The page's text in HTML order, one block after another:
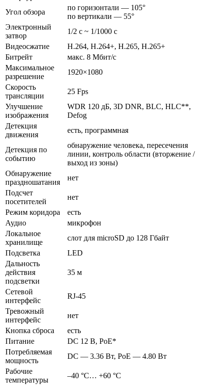
Угол обзора
по горизонтали — 105°
по вертикали — 55°
Электронный
затвор
1/2 с ~ 1/1000 с
Видеосжатие
H.264, H.264+, H.265, H.265+
Битрейт
макс. 8 Мбит/с
Максимальное
разрешение
1920×1080
Скорость
трансляции
25 Fps
Улучшение
изображения
WDR 120 дБ, 3D DNR, BLC, HLC**,
Defog
Детекция
движения
есть, программная
Детекция по
событию
обнаружение человека, пересечения
линии, контроль области (вторжение /
выход из зоны)
Обнаружение
праздношатания
нет
Подсчет
посетителей
нет
Режим коридора
есть
Аудио
микрофон
Локальное
хранилище
слот для microSD до 128 Гбайт
Подсветка
LED
Дальность
действия
подсветки
35 м
Сетевой
интерфейс
RJ-45
Тревожный
интерфейс
нет
Кнопка сброса
есть
Питание
DC 12 В, PoE*
Потребляемая
мощность
DC — 3.36 Вт, PoE — 4.80 Вт
Рабочие
температуры
–40 °C… +60 °C